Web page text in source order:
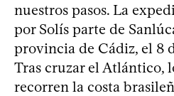
nuestros pasos. La
por Solís parte de
provincia de Cádiz, el 8
Tras cruzar el Atlántico,
recorren la costa